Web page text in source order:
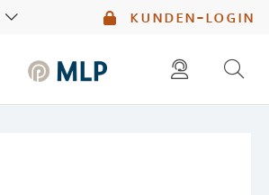
kunden-login